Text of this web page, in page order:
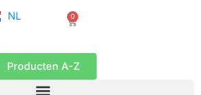
NL
EN
0
Winkelwagen
Producten A-Z